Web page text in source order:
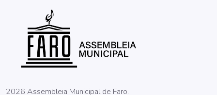
2026 Assembleia Municipal de Faro.